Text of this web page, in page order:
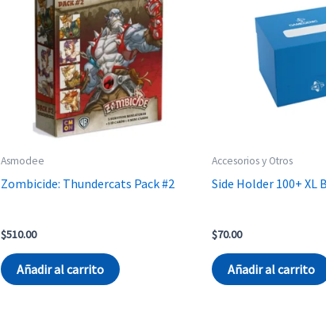
Asmodee
Zombicide: Thundercats Pack #2
$510.00
Añadir al carrito
Accesorios y Otros
Side Holder 100+ XL
$70.00
Añadir al carrito